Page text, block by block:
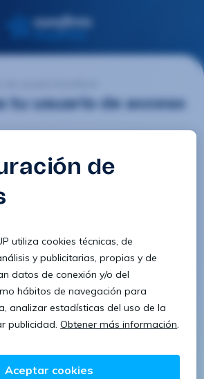
tu usuario de acceso
1 letra minúscula
1 número